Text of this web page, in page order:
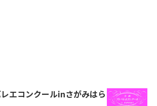
エコンクールinさがみはら